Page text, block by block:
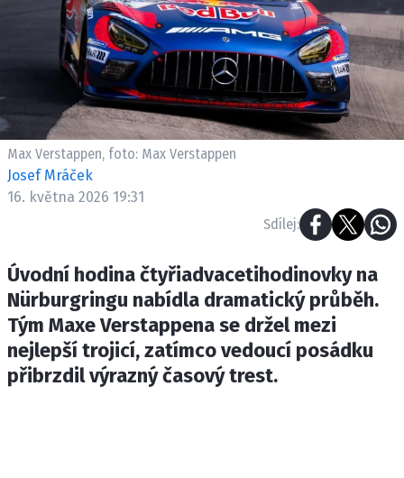
ROZHOVORY
OSTATNÍ
SLEDUJTE NÁS NA|
ETICKÝ KODEX
OSOBNÍ ÚDAJE / COOKIES
Provozovatelem serveru F1NEWS.cz je
INCORP MEDIA GROUP s.r.o., IČ: 118 23 054
Max Verstappen, foto: Max Verstappen
Josef Mráček
16. května 2026 19:31
Sdílej:
Úvodní hodina čtyřiadvacetihodinovky na
Nürburgringu nabídla dramatický průběh.
Tým Maxe Verstappena se držel mezi
nejlepší trojicí, zatímco vedoucí posádku
přibrzdil výrazný časový trest.